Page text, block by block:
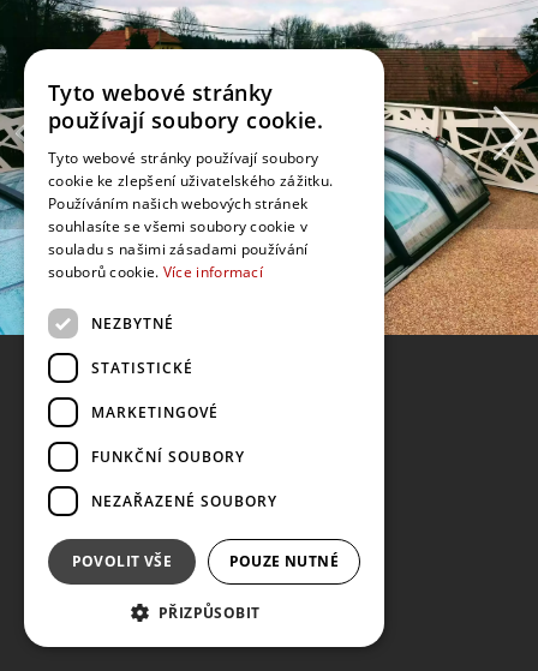
Tyto webové stránky
používají soubory cookie.
Tyto webové stránky používají soubory
cookie ke zlepšení uživatelského zážitku.
Používáním našich webových stránek
souhlasíte se všemi soubory cookie v
souladu s našimi zásadami používání
souborů cookie. Více informací
NEZBYTNÉ
STATISTICKÉ
MARKETINGOVÉ
FUNKČNÍ SOUBORY
NEZAŘAZENÉ SOUBORY
POVOLIT VŠE POUZE NUTNÉ
PŘIZPŮSOBIT